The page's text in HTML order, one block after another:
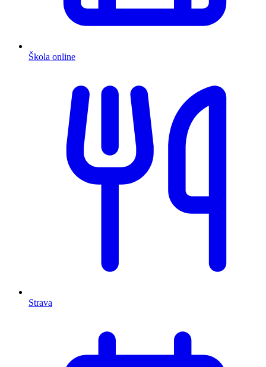
Škola online
Strava